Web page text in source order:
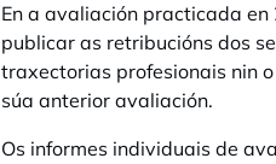
En a avaliación practicada
publicar as retribucións dos
traxectorias profesionais nin
súa anterior avaliación.
Os informes individuais de